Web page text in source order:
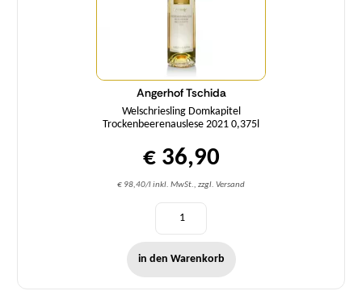
Angerhof Tschida
Welschriesling Domkapitel
Trockenbeerenauslese 2021 0,375l
€ 36,90
€ 98,40/l inkl. MwSt., zzgl. Versand
in den Warenkorb